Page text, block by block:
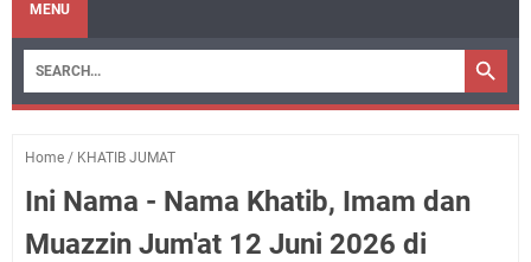
MENU
Home / KHATIB JUMAT
Ini Nama - Nama Khatib, Imam dan
Muazzin Jum'at 12 Juni 2026 di